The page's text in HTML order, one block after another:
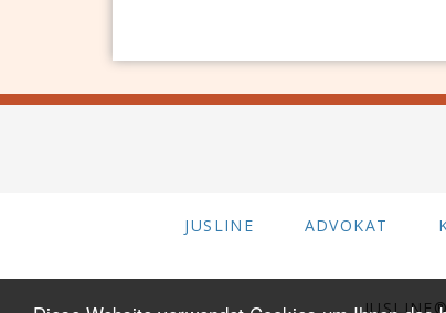
JUSLINE ADVOKAT